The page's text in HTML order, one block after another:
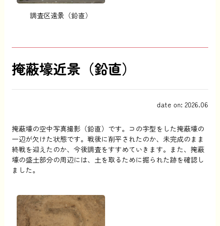
調査区遠景（鉛直）
掩蔽壕近景（鉛直）
date on: 2026.06
掩蔽壕の空中写真撮影（鉛直）です。コの字型をした掩蔽壕の
一辺が欠けた状態です。戦後に削平されたのか、未完成のまま
終戦を迎えたのか、今後調査をすすめていきます。また、掩蔽
壕の盛土部分の周辺には、土を取るために掘られた跡を確認し
ました。